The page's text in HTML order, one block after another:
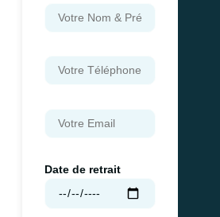
Date de retrait